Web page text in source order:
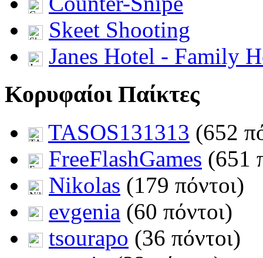
Skeet Shooting
Janes Hotel - Family
Κορυφαίοι Παίκτες
TASOS131313 (652
FreeFlashGames (651
Nikolas (179 πόντοι)
evgenia (60 πόντοι)
tsourapo (36 πόντοι)